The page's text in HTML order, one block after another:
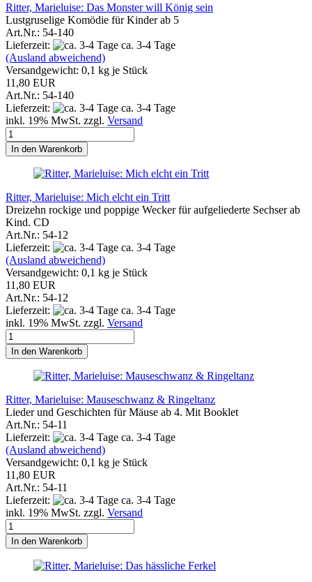
Ritter, Marieluise: Das Monster will König sein
Lustgruselige Komödie für Kinder ab 5
Art.Nr.: 54-140
Lieferzeit:
ca. 3-4 Tage
(Ausland abweichend)
Versandgewicht: 0,1 kg je Stück
11,80 EUR
Art.Nr.: 54-140
Lieferzeit:
ca. 3-4 Tage
inkl. 19% MwSt. zzgl. Versand
In den Warenkorb
Ritter, Marieluise: Mich elcht ein Tritt
Dreizehn rockige und poppige Wecker für aufgeliederte Sechser ab
Kind. CD
Art.Nr.: 54-12
Lieferzeit:
ca. 3-4 Tage
(Ausland abweichend)
Versandgewicht: 0,1 kg je Stück
11,80 EUR
Art.Nr.: 54-12
Lieferzeit:
ca. 3-4 Tage
inkl. 19% MwSt. zzgl. Versand
In den Warenkorb
Ritter, Marieluise: Mauseschwanz & Ringeltanz
Lieder und Geschichten für Mäuse ab 4. Mit Booklet
Art.Nr.: 54-11
Lieferzeit:
ca. 3-4 Tage
(Ausland abweichend)
Versandgewicht: 0,1 kg je Stück
11,80 EUR
Art.Nr.: 54-11
Lieferzeit:
ca. 3-4 Tage
inkl. 19% MwSt. zzgl. Versand
In den Warenkorb